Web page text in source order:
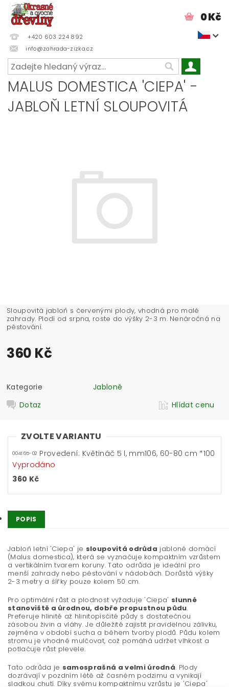
+420 603 224 892
info@zahrada-zizka.cz
0 Kč
MALUS DOMESTICA 'CIEPA' -
JABLOŇ LETNÍ SLOUPOVITÁ
Sloupovitá jabloň s červenými plody, vhodná pro malé
zahrady. Plodí od srpna, roste do výšky 2-3 m. Nenáročná na
pěstování.
360 Kč
Kategorie
Jabloně
Dotaz
Hlídat cenu
ZVOLTE VARIANTU
004165-02 Provedení: Květináč 5 l, mm106, 60-80 cm *100
Vyprodáno
360 Kč
POPIS
Jabloň letní 'Ciepa' je sloupovitá odrůda jabloně domácí
(Malus domestica), která se vyznačuje kompaktním vzrůstem
a vertikálním tvarem koruny. Tato odrůda je ideální pro
menší zahrady nebo pěstování v nádobách. Dorůstá výšky
2-3 metry a šířky pouze kolem 50 cm.
Pro optimální růst a plodnost vyžaduje 'Ciepa' slunné
stanoviště a úrodnou, dobře propustnou půdu.
Preferuje hlinité až hlinitopísčité půdy s dostatečnou
zásobou živin a vláhy. Je důležité zajistit pravidelnou zálivku,
zejména v období sucha a během tvorby plodů. Půdu kolem
stromu je vhodné mulčovat, což pomáhá udržet vlhkost a
potlačuje růst plevele.
Tato odrůda je samosprašná a velmi úrodná. Plody
dozrávají v pozdním létě až časném podzimu a vynikají
sladkou chutí. Díky svému kompaktnímu vzrůstu je 'Ciepa'